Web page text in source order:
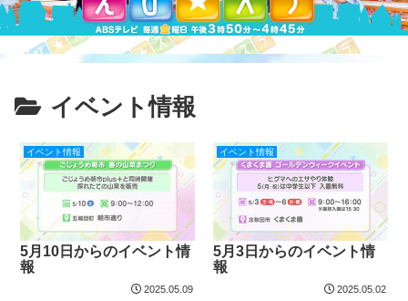
イベント情報
イベント情報
5月10日からのイベント情
報
2025.05.09
イベント情報
5月3日からのイベント情
報
2025.05.02